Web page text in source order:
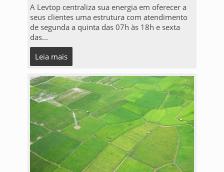
A Levtop centraliza sua energia em oferecer a
seus clientes uma estrutura com atendimento
de segunda a quinta das 07h às 18h e sexta
das...
Leia mais